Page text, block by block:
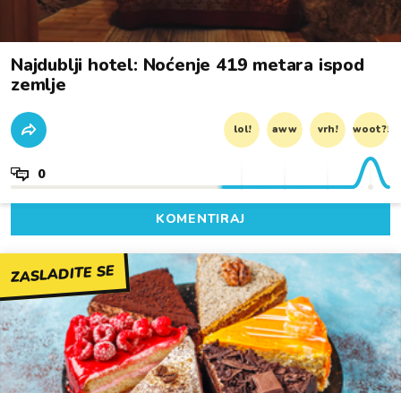
Najdublji hotel: Noćenje 419 metara ispod
zemlje
lol! aww vrh! woot?!
0
KOMENTIRAJ
ZASLADITE SE